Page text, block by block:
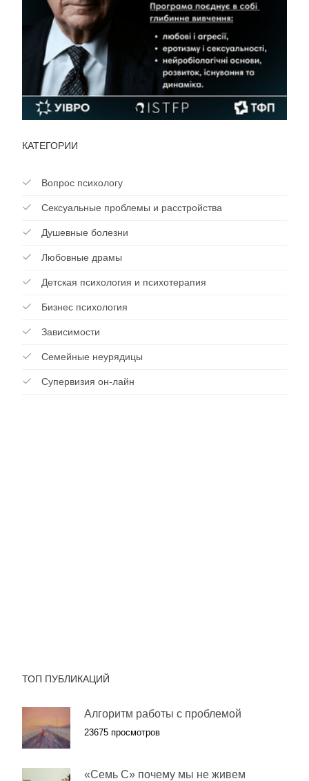
КАТЕГОРИИ
Вопрос психологу
Сексуальные проблемы и расстройства
Душевные болезни
Любовные драмы
Детская психология и психотерапия
Бизнес психология
Зависимости
Cемейные неурядицы
Супервизия он-лайн
ТОП ПУБЛИКАЦИЙ
Алгоритм работы с проблемой
23675 просмотров
«Семь С» почему мы не живем